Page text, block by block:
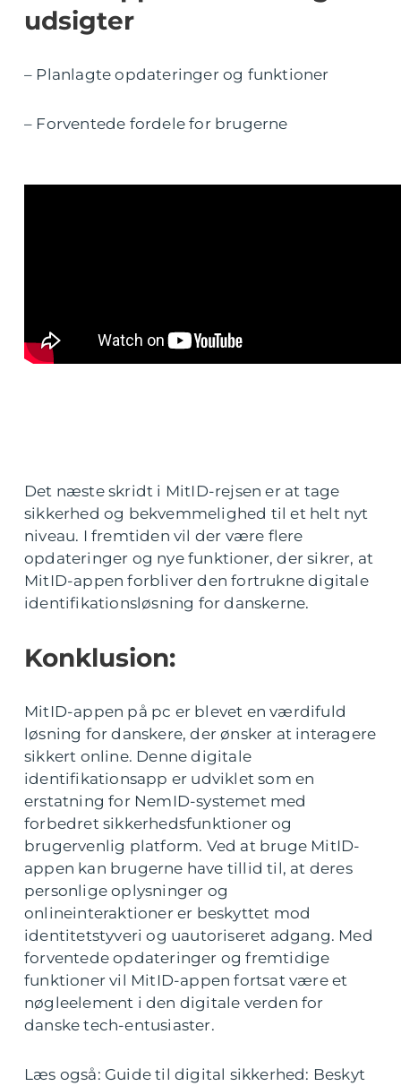
udsigter
– Planlagte opdateringer og funktioner
– Forventede fordele for brugerne
Det næste skridt i MitID-rejsen er at tage
sikkerhed og bekvemmelighed til et helt nyt
niveau. I fremtiden vil der være flere
opdateringer og nye funktioner, der sikrer, at
MitID-appen forbliver den fortrukne digitale
identifikationsløsning for danskerne.
Konklusion:
MitID-appen på pc er blevet en værdifuld
løsning for danskere, der ønsker at interagere
sikkert online. Denne digitale
identifikationsapp er udviklet som en
erstatning for NemID-systemet med
forbedret sikkerhedsfunktioner og
brugervenlig platform. Ved at bruge MitID-
appen kan brugerne have tillid til, at deres
personlige oplysninger og
onlineinteraktioner er beskyttet mod
identitetstyveri og uautoriseret adgang. Med
forventede opdateringer og fremtidige
funktioner vil MitID-appen fortsat være et
nøgleelement i den digitale verden for
danske tech-entusiaster.
Læs også: Guide til digital sikkerhed: Beskyt